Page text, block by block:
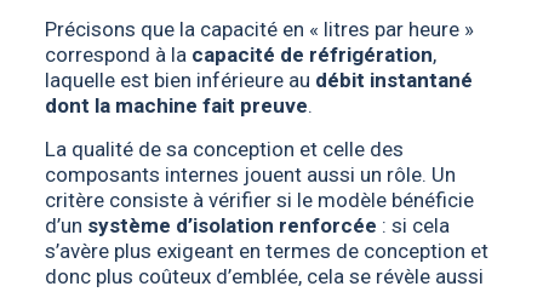
Précisons que la capacité en « litres par heure »
correspond à la capacité de réfrigération,
laquelle est bien inférieure au débit instantané
dont la machine fait preuve.
La qualité de sa conception et celle des
composants internes jouent aussi un rôle. Un
critère consiste à vérifier si le modèle bénéficie
d’un système d’isolation renforcée : si cela
s’avère plus exigeant en termes de conception et
donc plus coûteux d’emblée, cela se révèle aussi